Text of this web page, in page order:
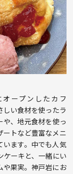
ープンしたカフ
しい食材を使ったラ
や、地元食材を使っ
ートなど豊富なメニ
います。中でも人気
ケーキと、一緒にい
や果実。神戸岩にお